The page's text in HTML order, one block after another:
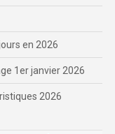
en 2026
1er janvier 2026
2026